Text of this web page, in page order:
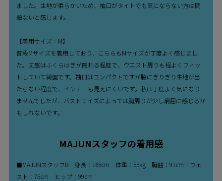
ました。生地が柔らかいため、袖口がタイトでも気にならない方は問
題ないと感じます。
【着用サイズ：M】
普段Mサイズを着用しており、こちらもMサイズが丁度よく感じまし
た。丈感はふくらはぎが隠れる程度で、ウエスト周りも程よくフィッ
トしていて綺麗です。袖口はコンパクトですが脇にぎりぎり生地が当
たらない程度で、インナーも見えにくいです。私は丁度よく気になり
ませんでしたが、バストサイズによっては胸周りが少し窮屈に感じるか
もしれないです。
MAJUNスタッフの着用感
■MAJUNスタッフB 身長：165cm 体重：55kg 胸囲：91cm ウェ
スト：75cm ヒップ：99cm